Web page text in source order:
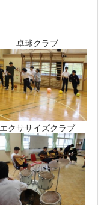
クラブ
サイズクラブ